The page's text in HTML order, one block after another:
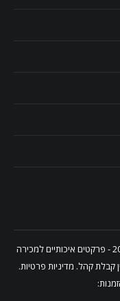
© 2025 - פרקטים איכותיים למכירה
קבלת קהל. מדיניות פרטיות.